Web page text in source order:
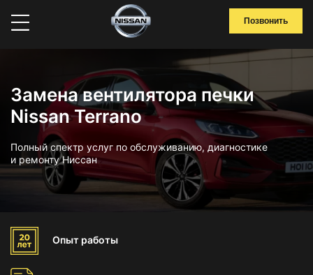
Позвонить
Замена вентилятора печки
Nissan Terrano
Полный спектр услуг по обслуживанию, диагностике
и ремонту Ниссан
Опыт работы